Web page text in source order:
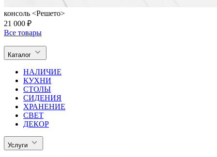
консоль <Решето>
21 000 ₽
Все товары
Каталог
НАЛИЧИЕ
КУХНИ
СТОЛЫ
СИДЕНИЯ
ХРАНЕНИЕ
СВЕТ
ДЕКОР
Услуги